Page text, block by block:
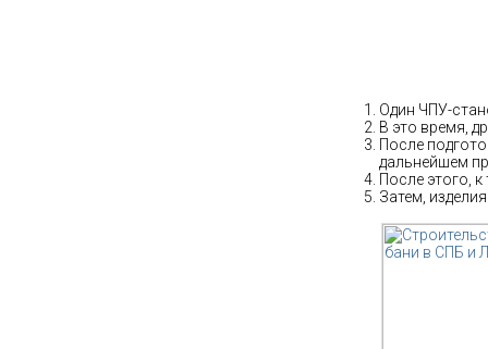
Один ЧПУ-
В это время,
После
дальнейшем
После этого,
Затем,